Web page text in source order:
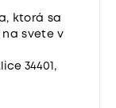
ktorá sa
na svete v
34401,